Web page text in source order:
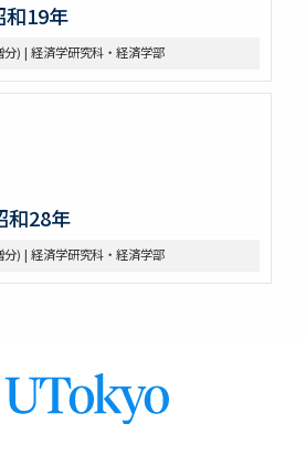
和19年
) | 経済学研究科・経済学部
和28年
) | 経済学研究科・経済学部